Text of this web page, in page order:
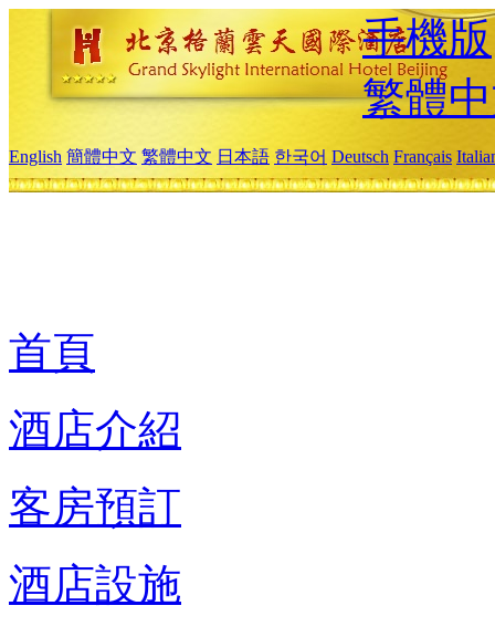
手機版
繁體
English 簡體中文 繁體中文 日本語 한국어 Deutsch Français
首頁
酒店介紹
客房預訂
酒店設施